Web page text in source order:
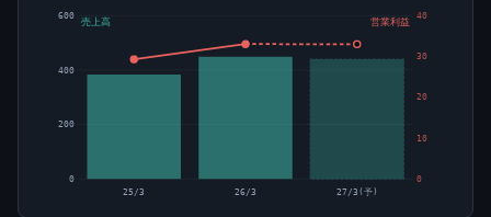
0
200
400
600
0
10
20
30
40
25/3 26/3 27/3(予)
売上高 営業利益